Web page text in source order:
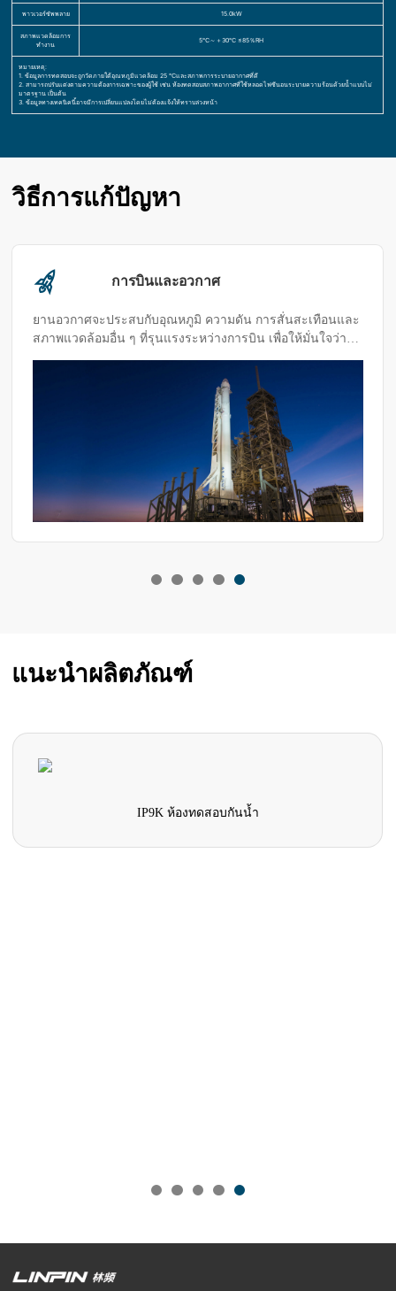
พาวเวอร์ซัพพลาย 15.0kW
สภาพแวดล้อมการ
ทำงาน
5℃～＋30℃ ≤85％RH
หมายเหตุ:
1. ข้อมูลการทดสอบจะถูกวัดภายใต้อุณหภูมิแวดล้อม 25 ℃และสภาพการระบายอากาศที่ดี
2. สามารถปรับแต่งตามความต้องการเฉพาะของผู้ใช้ เช่น ห้องทดสอบสภาพอากาศที่ใช้หลอดไฟซีนอนระบายความร้อนด้วยน้ำแบบไม่
มาตรฐาน เป็นต้น
3. ข้อมูลทางเทคนิคนี้อาจมีการเปลี่ยนแปลงโดยไม่ต้องแจ้งให้ทราบล่วงหน้า
วิธีการแก้ปัญหา
การบินและอวกาศ
ยานอวกาศจะประสบกับอุณหภูมิ ความดัน การสั่นสะเทือนและ
สภาพแวดล้อมอื่น ๆ ที่รุนแรงระหว่างการบิน เพื่อให้มั่นใจว่า
ต้องมีการทดสอบความน่าเชื่อถือของส่วนประกอบวัสดุ
แนะนำผลิตภัณฑ์
IP9K ห้องทดสอบกันน้ำ